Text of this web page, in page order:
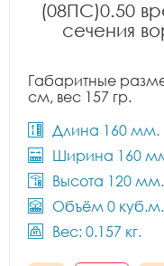
(08ПС)0.50
сечения
Габаритные
см, вес 157 гр.
Длина 160 мм.
Ширина 160
Высота 120 мм.
Объём 0 куб.м.
Вес: 0.157 кг.